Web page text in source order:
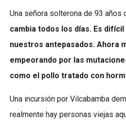
Una señora solterona de 93 años
cambia todos los días. Es
nuestros antepasados. Ahora
empeorando por las
como el pollo tratado con
Una incursión por Vilcabamba
realmente hay personas viejas